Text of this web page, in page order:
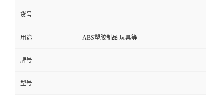
货号
用途 ABS塑胶制品 玩具等
牌号
型号